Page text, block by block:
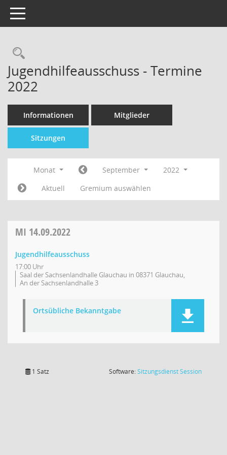
Toggle navigation
Jugendhilfeausschuss - Termine
2022
Informationen Mitglieder
Sitzungen
Monat September
2022
Aktuell
Gremium auswählen
MI 14.09.2022
Jugendhilfeausschuss
17:00 Uhr
Saal der Sachsenlandhalle Glauchau in 08371 Glauchau,
An der Sachsenlandhalle 3
Ortsübliche Bekanntgabe
1 Satz Software:SitzungsdienstSession(Wird in